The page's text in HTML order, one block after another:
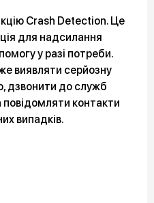
Crash Detection. Це
для надсилання
у разі потреби.
виявляти серйозну
дзвонити до служб
контакти
випадків.